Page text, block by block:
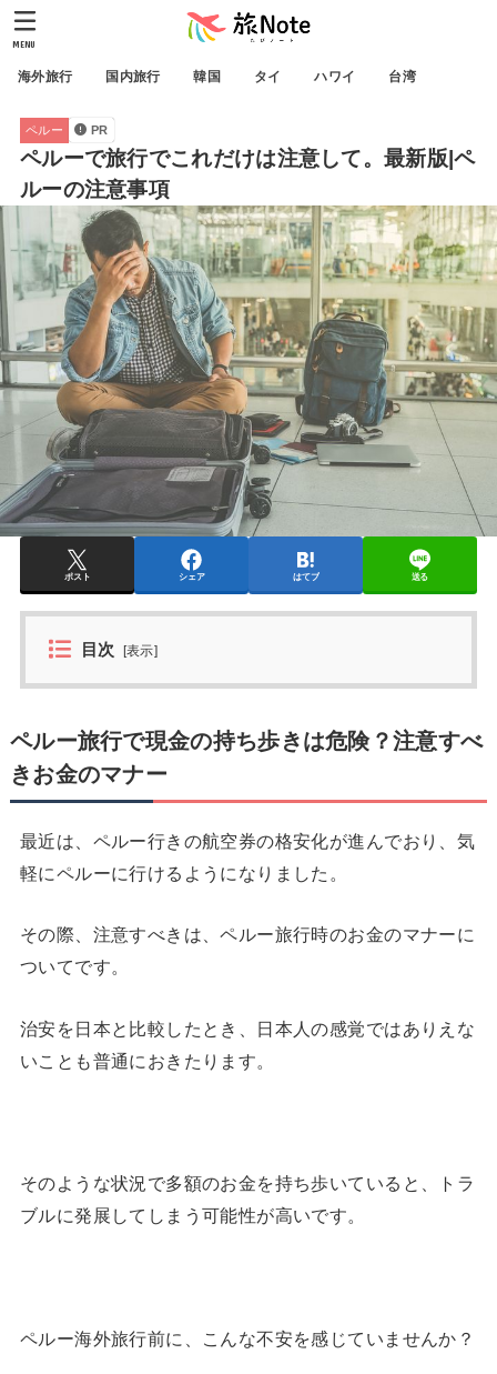
海外旅行 国内旅行 韓国 タイ ハワイ 台湾
MENU
ペルー PR
ペルーで旅行でこれだけは注意して。最新版|ペ
ルーの注意事項
ポスト シェア はてブ 送る
目次 [表示]
ペルー旅行で現金の持ち歩きは危険？注意すべ
きお金のマナー
最近は、ペルー行きの航空券の格安化が進んでおり、気
軽にペルーに行けるようになりました。
その際、注意すべきは、ペルー旅行時のお金のマナーに
ついてです。
治安を日本と比較したとき、日本人の感覚ではありえな
いことも普通におきたります。
そのような状況で多額のお金を持ち歩いていると、トラ
ブルに発展してしまう可能性が高いです。
ペルー海外旅行前に、こんな不安を感じていませんか？